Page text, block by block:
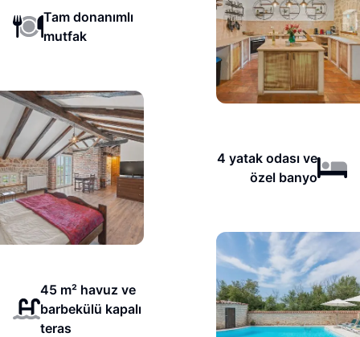
Tam donanımlı
mutfak
4 yatak odası ve
özel banyo
45 m² havuz ve
barbekülü kapalı
teras